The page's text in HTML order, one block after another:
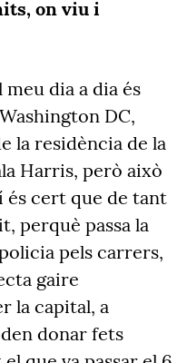
on viu i
dia a dia és
DC,
la residència de la
Harris, però això
és cert que de tant
perquè passa la
pels carrers,
gaire
la capital, a
donar fets